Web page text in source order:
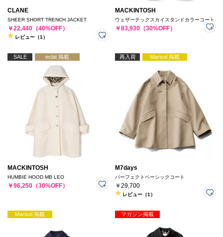
CLANE
SHEER SHORT TRENCH JACKET
￥22,440（40%OFF）
レビュー（1）
MACKINTOSH
ウェザーテックスカイスタンドカラーコート
￥83,930（30%OFF）
SALE eclat 掲載
MACKINTOSH
HUMBIE HOOD MB LEO
￥96,250（30%OFF）
再入荷 Marisol 掲載
M7days
パーフェクトベーシックコート
￥29,700
レビュー（1）
Marisol 掲載 マガジン掲載